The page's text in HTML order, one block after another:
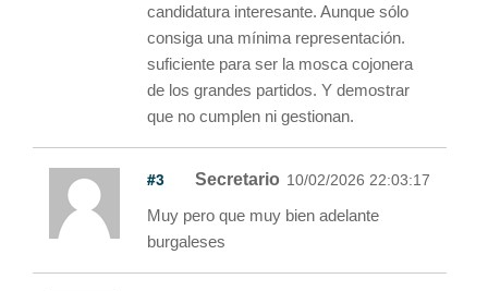
candidatura interesante. Aunque sólo
consiga una mínima representación.
suficiente para ser la mosca cojonera
de los grandes partidos. Y demostrar
que no cumplen ni gestionan.
#3 Secretario 10/02/2026 22:03:17
Muy pero que muy bien adelante
burgaleses